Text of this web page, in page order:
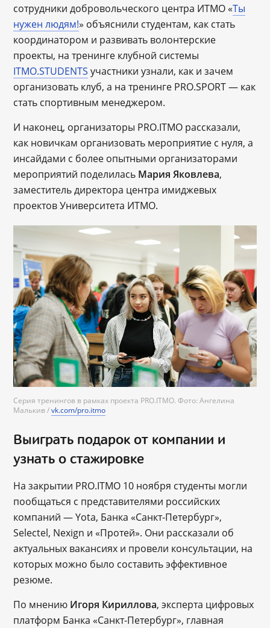
сотрудники добровольческого центра ИТМО «Ты
нужен людям!» объяснили студентам, как стать
координатором и развивать волонтерские
проекты, на тренинге клубной системы
ITMO.STUDENTS участники узнали, как и зачем
организовать клуб, а на тренинге PRO.SPORT — как
стать спортивным менеджером.
И наконец, организаторы PRO.ITMO рассказали,
как новичкам организовать мероприятие с нуля, а
инсайдами с более опытными организаторами
мероприятий поделилась Мария Яковлева,
заместитель директора центра имиджевых
проектов Университета ИТМО.
Серия тренингов в рамках проекта PRO.ITMO. Фото: Ангелина
Малькив /vk.com/pro.itmo
Выиграть подарок от компании и
узнать о стажировке
На закрытии PRO.ITMO 10 ноября студенты могли
пообщаться с представителями российских
компаний ― Yota, Банка «Санкт-Петербург»,
Selectel, Nexign и «Протей». Они рассказали об
актуальных вакансиях и провели консультации, на
которых можно было составить эффективное
резюме.
По мнению Игоря Кириллова, эксперта цифровых
платформ Банка «Санкт-Петербург», главная